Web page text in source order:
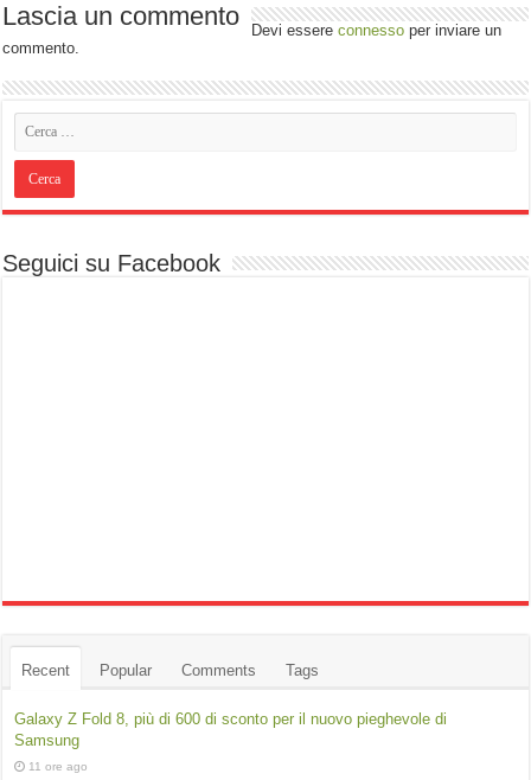
Lascia un commento Devi essereconnesso per inviare un
commento.
Seguici su Facebook
Recent Popular Comments Tags
Galaxy Z Fold 8, più di 600 di sconto per il nuovo pieghevole di
Samsung
11 ore ago